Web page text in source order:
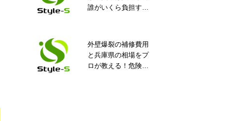
誰がいくら負担す
外壁爆裂の補修費用
と兵庫県の相場をプ
ロが教える！危険度
ト？
知らなかった！外壁
タイルの種類と特
徴！